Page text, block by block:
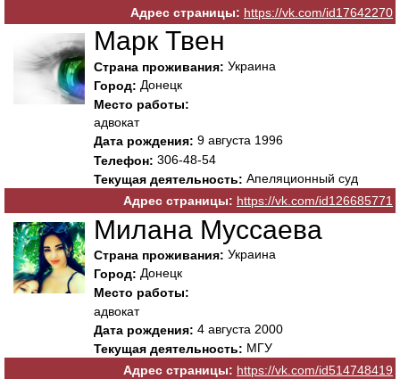
Адрес страницы: https://vk.com/id17642270
Марк Твен
Страна проживания: Украина
Город: Донецк
Место работы:
адвокат
Дата рождения: 9 августа 1996
Телефон: 306-48-54
Текущая деятельность: Апеляционный суд
Адрес страницы: https://vk.com/id126685771
Милана Муссаева
Страна проживания: Украина
Город: Донецк
Место работы:
адвокат
Дата рождения: 4 августа 2000
Текущая деятельность: МГУ
Адрес страницы: https://vk.com/id514748419